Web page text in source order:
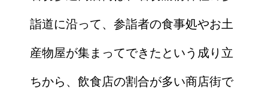
詣道に沿って、参詣者の食事処やお土
産物屋が集まってできたという成り立
ちから、飲食店の割合が多い商店街で